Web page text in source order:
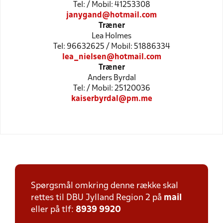
Tel: / Mobil: 41253308
janygand@hotmail.com
Træner
Lea Holmes
Tel: 96632625 / Mobil: 51886334
lea_nielsen@hotmail.com
Træner
Anders Byrdal
Tel: / Mobil: 25120036
kaiserbyrdal@pm.me
Spørgsmål omkring denne række skal
rettes til DBU Jylland Region 2 på mail
eller på tlf: 8939 9920